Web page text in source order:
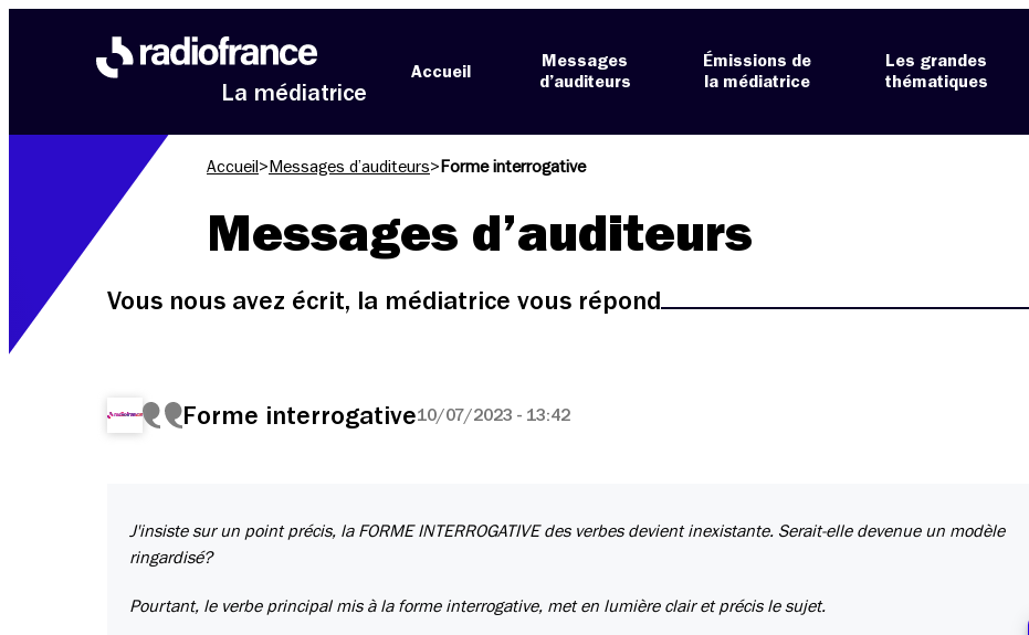
La médiatrice
Accueil
Messages
d’auditeurs
Émissions de
la médiatrice
Les grandes
thématiques
Accueil > Messages d’auditeurs> Forme interrogative
Messages d’auditeurs
Vous nous avez écrit, la médiatrice vous répond
Forme interrogative10/07/2023 - 13:42
J'insiste sur un point précis, la FORME INTERROGATIVE des verbes devient inexistante. Serait-elle devenue un modèle
ringardisé?
Pourtant, le verbe principal mis à la forme interrogative, met en lumière clair et précis le sujet.